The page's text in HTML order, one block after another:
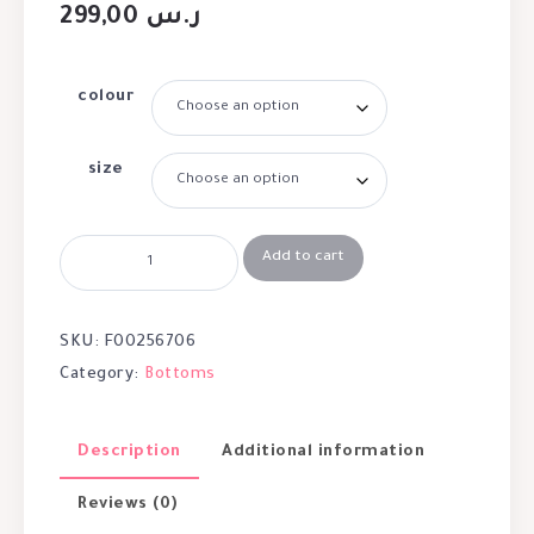
ر.س
colour
size
Add to cart
SKU: F00256706
Category: Bottoms
Description Additional information
Reviews (0)